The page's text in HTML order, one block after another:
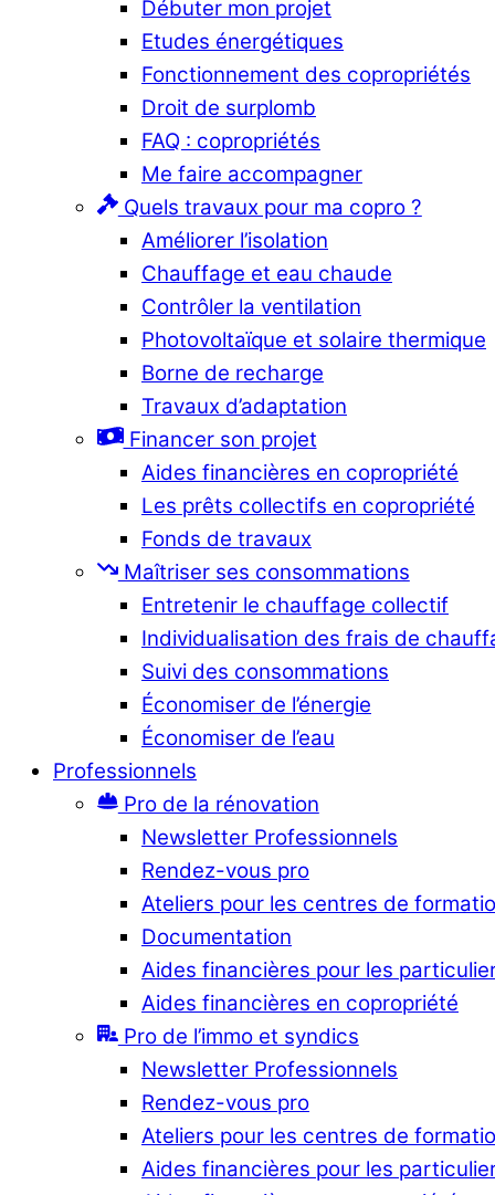
Débuter mon projet
Etudes énergétiques
Fonctionnement des copropriétés
Droit de surplomb
FAQ : copropriétés
Me faire accompagner
Quels travaux pour ma copro ?
Améliorer l’isolation
Chauffage et eau chaude
Contrôler la ventilation
Photovoltaïque et solaire thermique
Borne de recharge
Travaux d’adaptation
Financer son projet
Aides financières en copropriété
Les prêts collectifs en copropriété
Fonds de travaux
Maîtriser ses consommations
Entretenir le chauffage collectif
Individualisation des frais de
Suivi des consommations
Économiser de l’énergie
Économiser de l’eau
Professionnels
Pro de la rénovation
Newsletter Professionnels
Rendez-vous pro
Ateliers pour les centres de
Documentation
Aides financières pour les
Aides financières en copropriété
Pro de l’immo et syndics
Newsletter Professionnels
Rendez-vous pro
Ateliers pour les centres de
Aides financières pour les